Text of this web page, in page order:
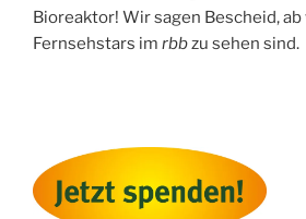
Bioreaktor! Wir sagen Bescheid,
Fernsehstars im rbbzu sehen sind.